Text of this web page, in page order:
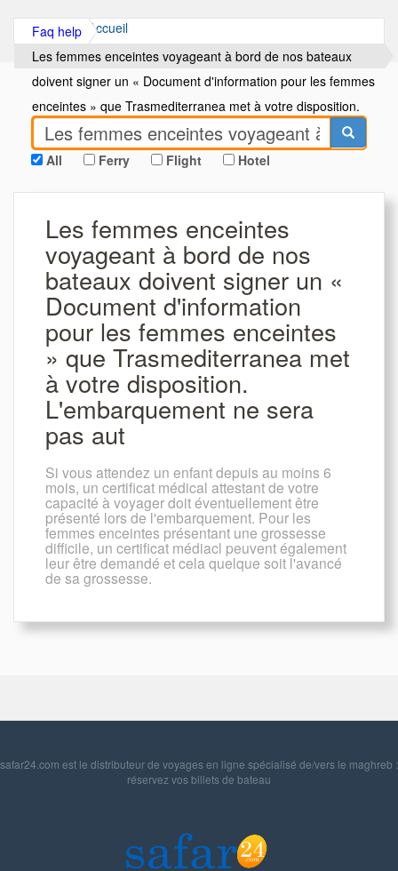
Accueil
Faq help
Les femmes enceintes voyageant à bord de nos bateaux
doivent signer un « Document d'information pour les femmes
enceintes » que Trasmediterranea met à votre disposition.
L'embarquement ne sera pas aut
All
Ferry Flight Hotel
Les femmes enceintes
voyageant à bord de nos
bateaux doivent signer un «
Document d'information
pour les femmes enceintes
» que Trasmediterranea met
à votre disposition.
L'embarquement ne sera
pas aut
Si vous attendez un enfant depuis au moins 6
mois, un certificat médical attestant de votre
capacité à voyager doit éventuellement être
présenté lors de l'embarquement. Pour les
femmes enceintes présentant une grossesse
difficile, un certificat médiacl peuvent également
leur être demandé et cela quelque soit l'avancé
de sa grossesse.
safar24.com est le distributeur de voyages en ligne spécialisé de/vers le maghreb :
réservez vos billets de bateau